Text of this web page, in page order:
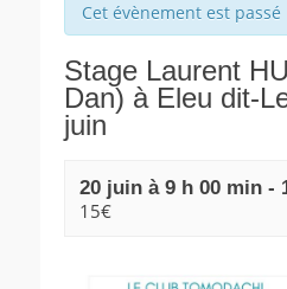
Cet évènement est passé
Stage Laurent
Dan) à Eleu dit-
juin
20 juin à 9 h 00 min -
15€